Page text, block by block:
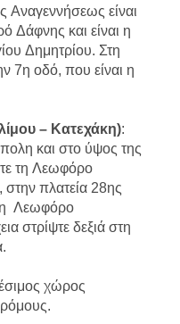
είναι
Δάφνης και είναι η
Δημητρίου. Στη
7η οδό, που είναι η
– Κατεχάκη):
και στο ύψος της
τη Λεωφόρο
στην πλατεία 28ης
Λεωφόρο
στρίψτε δεξιά στη
χώρος